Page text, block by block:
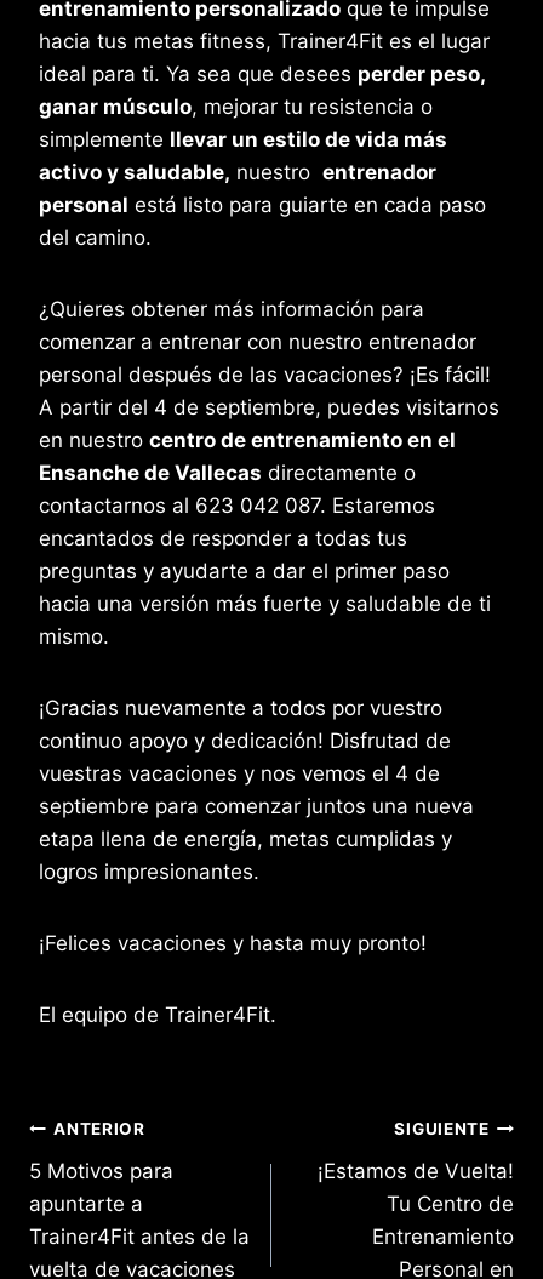
entrenamiento personalizado que te impulse
hacia tus metas fitness, Trainer4Fit es el lugar
ideal para ti. Ya sea que desees perder peso,
ganar músculo, mejorar tu resistencia o
simplemente llevar un estilo de vida más
activo y saludable, nuestro entrenador
personal está listo para guiarte en cada paso
del camino.
¿Quieres obtener más información para
comenzar a entrenar con nuestro entrenador
personal después de las vacaciones? ¡Es fácil!
A partir del 4 de septiembre, puedes visitarnos
en nuestro centro de entrenamiento en el
Ensanche de Vallecas directamente o
contactarnos al 623 042 087. Estaremos
encantados de responder a todas tus
preguntas y ayudarte a dar el primer paso
hacia una versión más fuerte y saludable de ti
mismo.
¡Gracias nuevamente a todos por vuestro
continuo apoyo y dedicación! Disfrutad de
vuestras vacaciones y nos vemos el 4 de
septiembre para comenzar juntos una nueva
etapa llena de energía, metas cumplidas y
logros impresionantes.
¡Felices vacaciones y hasta muy pronto!
El equipo de Trainer4Fit.
Navegación
de
entradas
ANTERIOR
5 Motivos para
apuntarte a
Trainer4Fit antes de la
vuelta de vacaciones
SIGUIENTE
¡Estamos de Vuelta!
Tu Centro de
Entrenamiento
Personal en